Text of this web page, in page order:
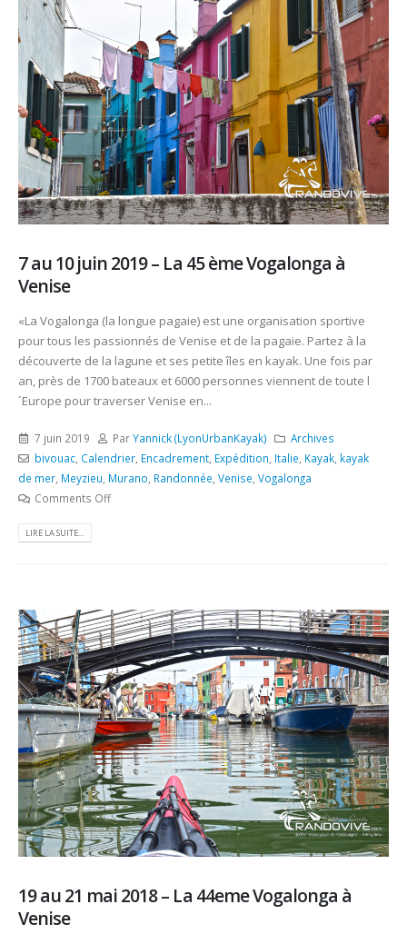
7 au 10 juin 2019 – La 45 ème Vogalonga à
Venise
«La Vogalonga (la longue pagaie) est une organisation sportive
pour tous les passionnés de Venise et de la pagaie. Partez à la
découverte de la lagune et ses petite îles en kayak. Une fois par
an, près de 1700 bateaux et 6000 personnes viennent de toute l
´Europe pour traverser Venise en...
7 juin 2019 ParYannick (LyonUrbanKayak)
Archives
bivouac, Calendrier, Encadrement, Expédition Italie Kayak, kayak
de mer Meyzieu Murano Randonnée Venise Vogalonga
Comments Off
LIRE LA SUITE...
19 au 21 mai 2018 – La 44eme Vogalonga à
Venise